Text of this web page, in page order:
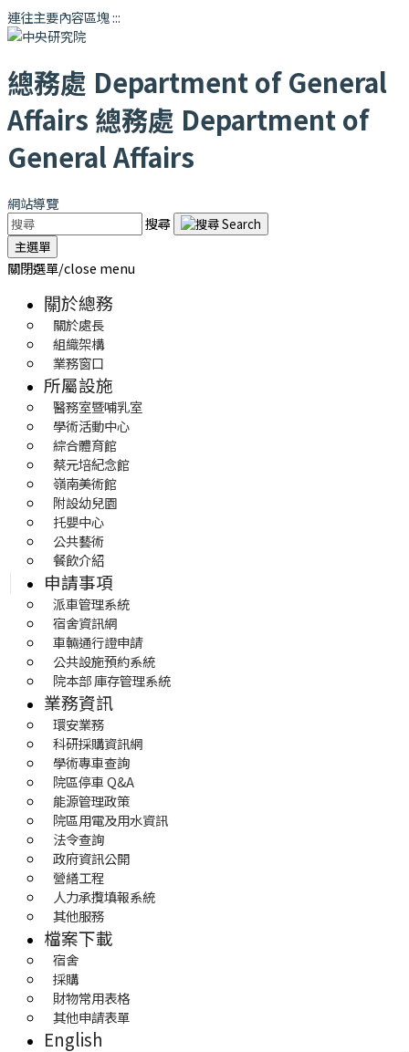
連往主要內容區塊:::
總務處 Department of General
Affairs 總務處 Department of
General Affairs
網站導覽
搜尋
主選單
關閉選單/close menu
關於總務
關於處長
組織架構
業務窗口
所屬設施
醫務室暨哺乳室
學術活動中心
綜合體育館
蔡元培紀念館
嶺南美術館
附設幼兒園
托嬰中心
公共藝術
餐飲介紹
申請事項
派車管理系統
宿舍資訊網
車輛通行證申請
公共設施預約系統
院本部 庫存管理系統
業務資訊
環安業務
科研採購資訊網
學術專車查詢
院區停車 Q&A
能源管理政策
院區用電及用水資訊
法令查詢
政府資訊公開
營繕工程
人力承攬填報系統
其他服務
檔案下載
宿舍
採購
財物常用表格
其他申請表單
English